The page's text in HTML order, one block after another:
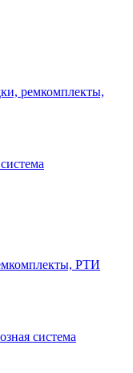
ремкомплекты,
РТИ
система